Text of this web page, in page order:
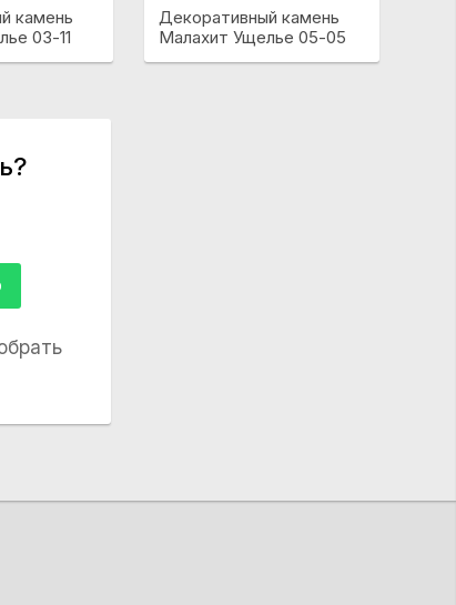
камень
03-11
Декоративный камень
Малахит Ущелье 05-05